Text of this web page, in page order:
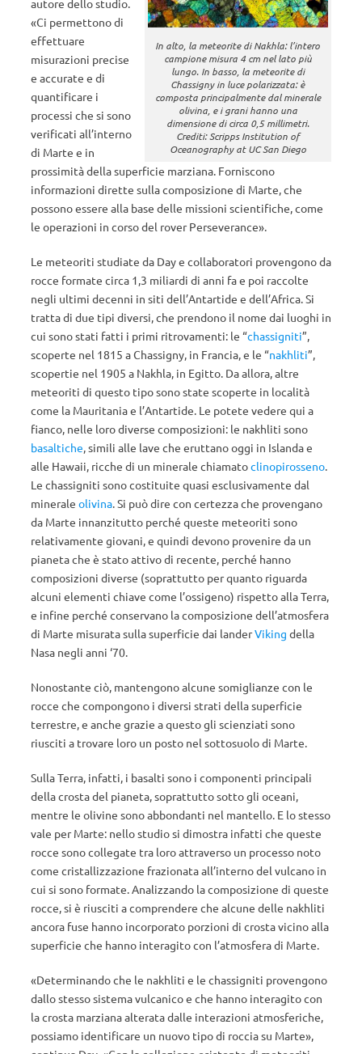
In alto, la meteorite di Nakhla: l’intero
campione misura 4 cm nel lato più
lungo. In basso, la meteorite di
Chassigny in luce polarizzata: è
composta principalmente dal minerale
olivina, e i grani hanno una
dimensione di circa 0,5 millimetri.
Crediti: Scripps Institution of
Oceanography at UC San Diego
autore dello studio.
«Ci permettono di
effettuare
misurazioni precise
e accurate e di
quantificare i
processi che si sono
verificati all’interno
di Marte e in
prossimità della superficie marziana. Forniscono
informazioni dirette sulla composizione di Marte, che
possono essere alla base delle missioni scientifiche, come
le operazioni in corso del rover Perseverance».
Le meteoriti studiate da Day e collaboratori provengono da
rocce formate circa 1,3 miliardi di anni fa e poi raccolte
negli ultimi decenni in siti dell’Antartide e dell’Africa. Si
tratta di due tipi diversi, che prendono il nome dai luoghi in
cui sono stati fatti i primi ritrovamenti: le “chassigniti”,
scoperte nel 1815 a Chassigny, in Francia, e le “nakhliti”,
scopertie nel 1905 a Nakhla, in Egitto. Da allora, altre
meteoriti di questo tipo sono state scoperte in località
come la Mauritania e l’Antartide. Le potete vedere qui a
fianco, nelle loro diverse composizioni: le nakhliti sono
basaltiche, simili alle lave che eruttano oggi in Islanda e
alle Hawaii, ricche di un minerale chiamatoclinopirosseno.
Le chassigniti sono costituite quasi esclusivamente dal
minerale olivina. Si può dire con certezza che provengano
da Marte innanzitutto perché queste meteoriti sono
relativamente giovani, e quindi devono provenire da un
pianeta che è stato attivo di recente, perché hanno
composizioni diverse (soprattutto per quanto riguarda
alcuni elementi chiave come l’ossigeno) rispetto alla Terra,
e infine perché conservano la composizione dell’atmosfera
di Marte misurata sulla superficie dai landerViking della
Nasa negli anni ‘70.
Nonostante ciò, mantengono alcune somiglianze con le
rocce che compongono i diversi strati della superficie
terrestre, e anche grazie a questo gli scienziati sono
riusciti a trovare loro un posto nel sottosuolo di Marte.
Sulla Terra, infatti, i basalti sono i componenti principali
della crosta del pianeta, soprattutto sotto gli oceani,
mentre le olivine sono abbondanti nel mantello. E lo stesso
vale per Marte: nello studio si dimostra infatti che queste
rocce sono collegate tra loro attraverso un processo noto
come cristallizzazione frazionata all’interno del vulcano in
cui si sono formate. Analizzando la composizione di queste
rocce, si è riusciti a comprendere che alcune delle nakhliti
ancora fuse hanno incorporato porzioni di crosta vicino alla
superficie che hanno interagito con l’atmosfera di Marte.
«Determinando che le nakhliti e le chassigniti provengono
dallo stesso sistema vulcanico e che hanno interagito con
la crosta marziana alterata dalle interazioni atmosferiche,
possiamo identificare un nuovo tipo di roccia su Marte»,